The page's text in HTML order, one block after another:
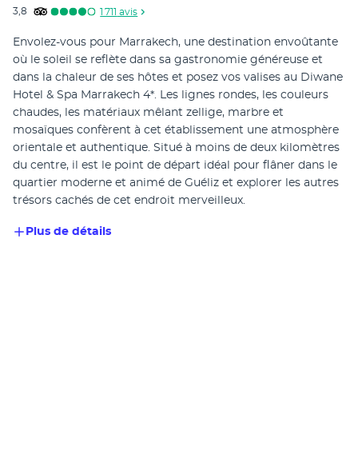
3,8 1 711 avis
Envolez-vous pour Marrakech, une destination envoûtante
où le soleil se reflète dans sa gastronomie généreuse et
dans la chaleur de ses hôtes et posez vos valises au Diwane
Hotel & Spa Marrakech 4*. Les lignes rondes, les couleurs
chaudes, les matériaux mêlant zellige, marbre et
mosaïques confèrent à cet établissement une atmosphère
orientale et authentique. Situé à moins de deux kilomètres
du centre, il est le point de départ idéal pour flâner dans le
quartier moderne et animé de Guéliz et explorer les autres
trésors cachés de cet endroit merveilleux.
Plus de détails